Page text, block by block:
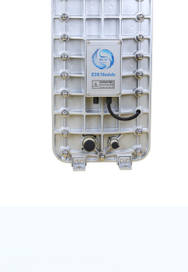
PureTec （浦睿）EDI模
块维修